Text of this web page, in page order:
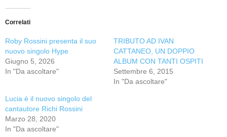
Correlati
Roby Rossini presenta il suo
nuovo singolo Hype
Giugno 5, 2026
In "Da ascoltare"
TRIBUTO AD IVAN
CATTANEO, UN DOPPIO
ALBUM CON TANTI OSPITI
Settembre 6, 2015
In "Da ascoltare"
Lucia è il nuovo singolo del
cantautore Richi Rossini
Marzo 28, 2020
In "Da ascoltare"